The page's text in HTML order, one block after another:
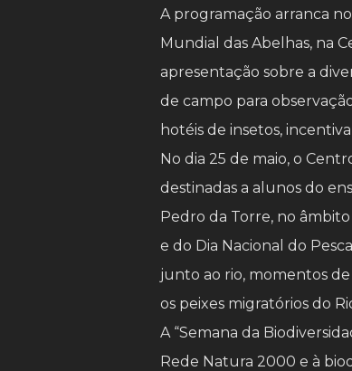
A programação arranca
Mundial das Abelhas, na
apresentação sobre a
de campo para
hotéis de insetos,
No dia 25 de maio, o
destinadas a alunos do
Pedro da Torre, no
e do Dia Nacional do
junto ao rio, momentos
os peixes migratórios do
A “Semana da
Rede Natura 2000 e à